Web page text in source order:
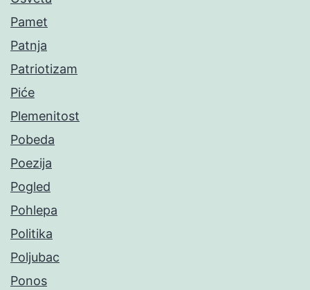
Pamet
Patnja
Patriotizam
Piće
Plemenitost
Pobeda
Poezija
Pogled
Pohlepa
Politika
Poljubac
Ponos